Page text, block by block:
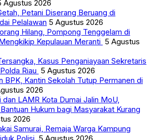
Agustus 2026
Petani Diserang Beruang di
Pelalawan 5 Agustus 2026
Hilang, Pompong Tenggelam di
Kepulauan Meranti 5 Agustus
Kasus Penganiayaan Sekretaris
Riau 5 Agustus 2026
BPK, Kantin Sekolah Tutup Permanen di
2026
dan LAMR Kota Dumai Jalin MoU,
Hukum bagi Masyarakat Kurang
2026
Samurai, Remaja Warga Kampung